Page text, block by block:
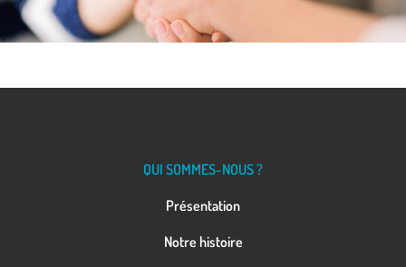
QUI SOMMES-NOUS ?
Présentation
Notre histoire